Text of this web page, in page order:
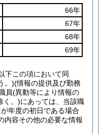
66年
67年
68年
69年
下この項において同
。)(情報の提供及び勤務
員(異動等により情報の
く。)にあっては、当該職
年度の初日である場合
内容その他の必要な情報